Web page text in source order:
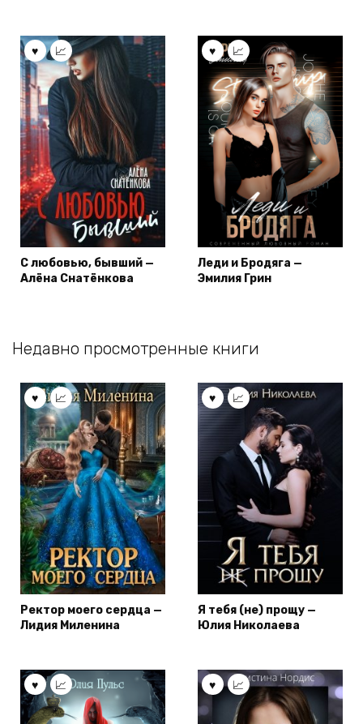
С любовью, бывший —
Алёна Снатёнкова
Леди и Бродяга —
Эмилия Грин
Недавно просмотренные книги
Ректор моего сердца —
Лидия Миленина
Я тебя (не) прощу —
Юлия Николаева